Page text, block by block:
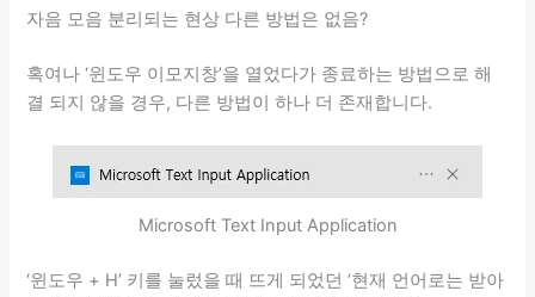
자음 모음 분리되는 현상 다른 방법은 없음?
혹여나 ‘윈도우 이모지창’을 열었다가 종료하는 방법으로 해
결 되지 않을 경우, 다른 방법이 하나 더 존재합니다.
Microsoft Text Input Application
‘윈도우 + H’ 키를 눌렀을 때 뜨게 되었던 ‘현재 언어로는 받아